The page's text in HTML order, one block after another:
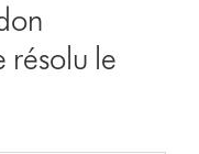
résolu le